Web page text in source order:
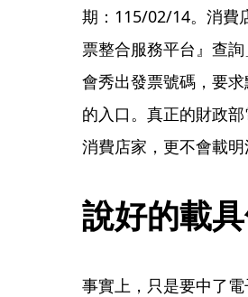
期：115/02/14。消費
票整合服務平台』查
會秀出發票號碼，要
的入口。真正的財政
消費店家，更不會載明
說好的載
事實上，只是要中了